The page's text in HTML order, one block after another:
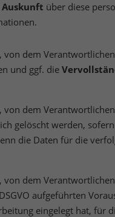
Auskunft über diese
von dem
und ggf. die
von dem
gelöscht werden,
die Daten für die
von dem
aufgeführten
eingelegt hat, für